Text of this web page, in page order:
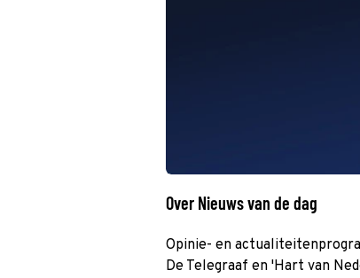
Over Nieuws van de dag
Opinie- en
De Telegraaf en 'Hart van